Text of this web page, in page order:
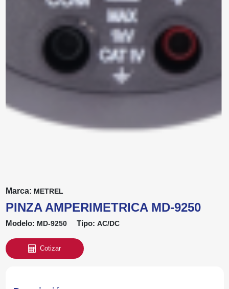
Marca: METREL
PINZA AMPERIMETRICA MD-9250
Modelo: MD-9250 Tipo: AC/DC
Cotizar